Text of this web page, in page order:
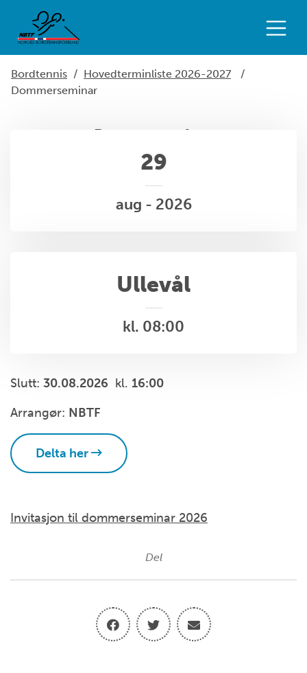
Bordtennis / Hovedterminliste 2026-2027
/
Dommerseminar
Dommerseminar
29
aug - 2026
Ullevål
kl. 08:00
Slutt: 30.08.2026 kl. 16:00
Arrangør: NBTF
Delta her
Invitasjon til dommerseminar 2026
Del